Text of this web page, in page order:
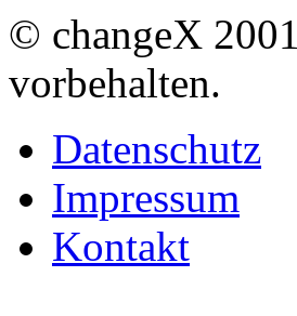
© changeX
vorbehalten.
Datenschutz
Impressum
Kontakt